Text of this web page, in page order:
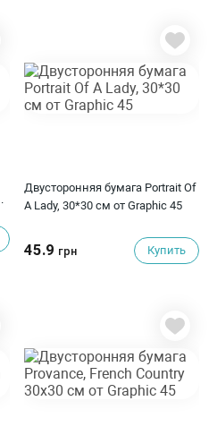
Двусторонняя бумага Portrait Of
A Lady, 30*30 см от Graphic 45
45.9 грн Купить